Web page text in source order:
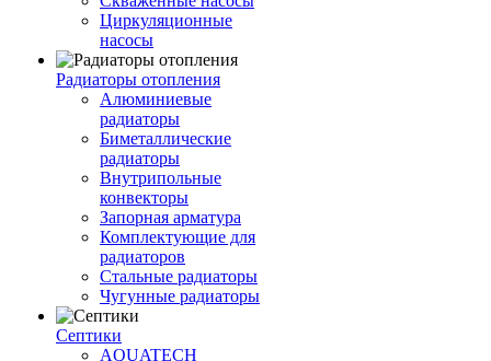
Циркуляционные
насосы
Радиаторы отопления
Алюминиевые
радиаторы
Биметаллические
радиаторы
Внутрипольные
конвекторы
Запорная арматура
Комплектующие для
радиаторов
Стальные радиаторы
Чугунные радиаторы
Септики
AQUATECH